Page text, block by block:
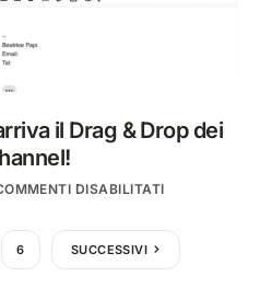
il Drag & Drop dei
DISABILITATI
6 SUCCESSIVI